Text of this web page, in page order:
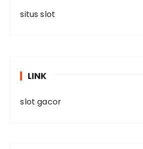
situs slot
LINK
slot gacor